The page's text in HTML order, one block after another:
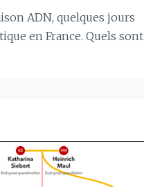
ADN, quelques jours
en France. Quels sont